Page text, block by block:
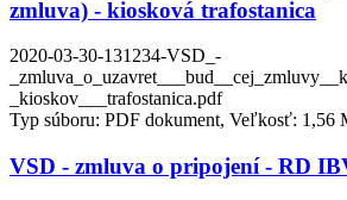
zmluva) - kiosková trafostanica
2020-03-30-131234-VSD_-
_kioskov___trafostanica.pdf
Typ súboru: PDF dokument, Veľkosť: 1,56
VSD - zmluva o pripojení - RD